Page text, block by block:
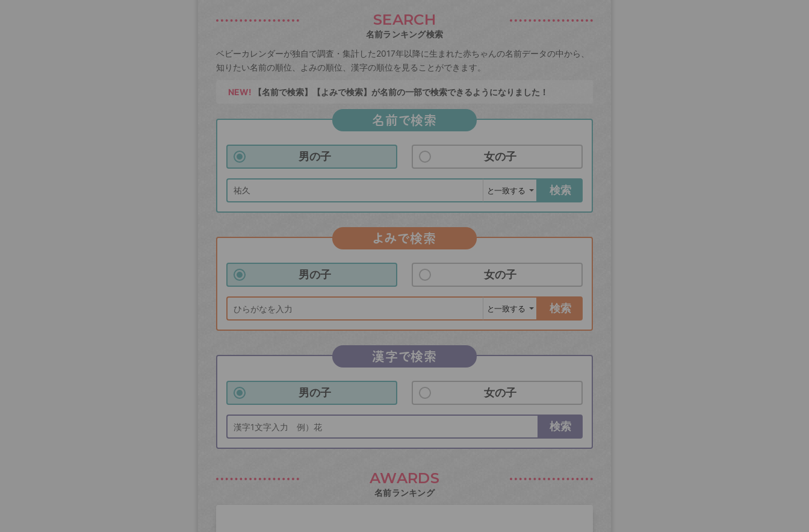
SEARCH
名前ランキング検索
ベビーカレンダーが独自で調査・集計した2017年以降に生まれた赤ちゃんの名前データの中から、
知りたい名前の順位、よみの順位、漢字の順位を見ることができます。
NEW! 【名前で検索】【よみで検索】が名前の一部で検索できるようになりました！
名前で検索
男の子 女の子
検索
よみで検索
男の子 女の子
検索
漢字で検索
男の子 女の子
検索
AWARDS
名前ランキング